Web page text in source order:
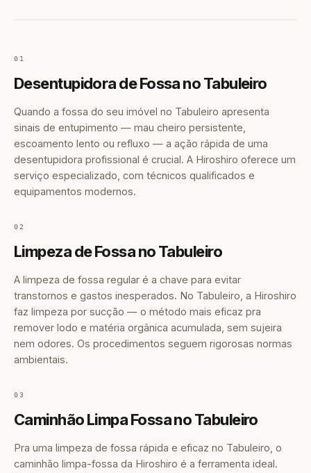
01
Desentupidora de Fossa no Tabuleiro
Quando a fossa do seu imóvel no Tabuleiro apresenta
sinais de entupimento — mau cheiro persistente,
escoamento lento ou refluxo — a ação rápida de uma
desentupidora profissional é crucial. A Hiroshiro oferece um
serviço especializado, com técnicos qualificados e
equipamentos modernos.
02
Limpeza de Fossa no Tabuleiro
A limpeza de fossa regular é a chave para evitar
transtornos e gastos inesperados. No Tabuleiro, a Hiroshiro
faz limpeza por sucção — o método mais eficaz pra
remover lodo e matéria orgânica acumulada, sem sujeira
nem odores. Os procedimentos seguem rigorosas normas
ambientais.
03
Caminhão Limpa Fossa no Tabuleiro
Pra uma limpeza de fossa rápida e eficaz no Tabuleiro, o
caminhão limpa-fossa da Hiroshiro é a ferramenta ideal.